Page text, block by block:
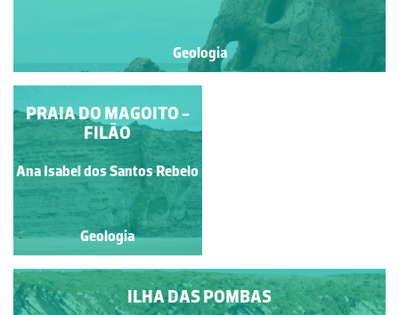
Geologia
RECUO DAS ARRIBAS
Francisco António Fidalgo
Félix Dias
Geologia
ILHA DAS POMBAS
PRAIA DO MAGOITO -
FILÃO
Ana Isabel dos Santos Rebelo
Geologia